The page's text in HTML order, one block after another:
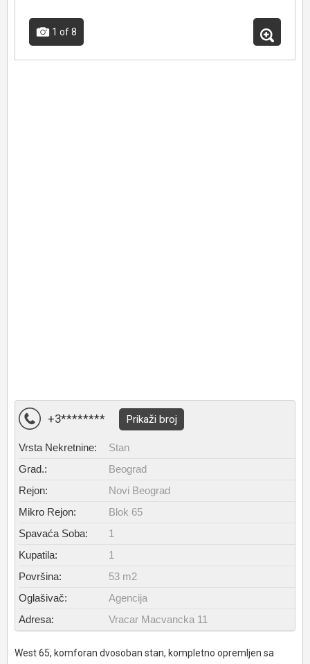
1 of 8
+3******** Prikaži broj
Vrsta Nekretnine:
Stan
Grad.:
Beograd
Rejon:
Novi Beograd
Mikro Rejon:
Blok 65
Spavaća Soba:
1
Kupatila:
1
Površina:
53 m2
Oglašivač:
Agencija
Adresa:
Vracar Macvancka 11
West 65, komforan dvosoban stan, kompletno opremljen sa